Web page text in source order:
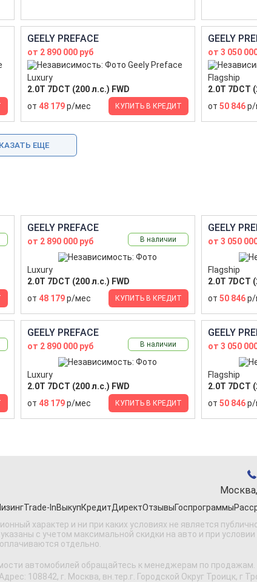
GEELY PREFACE
от 2 890 000 руб
Luxury
2.0T 7DCT (200 л.с.) FWD
от 48 179р/мес КУПИТЬ В КРЕДИТ
GEELY
от 3 050
Flagship
2.0T 7DCT
от 50 846р/
ЕЩЕ
GEELY PREFACE
от 2 890 000 руб В наличии
Luxury
2.0T 7DCT (200 л.с.) FWD
от 48 179р/мес КУПИТЬ В КРЕДИТ
GEELY
от 3 050
Flagship
2.0T 7DCT
от 50 846р/
GEELY PREFACE
от 2 890 000 руб В наличии
Luxury
2.0T 7DCT (200 л.с.) FWD
от 48 179р/мес КУПИТЬ В КРЕДИТ
GEELY
от 3 050
Flagship
2.0T 7DCT
от 50 846р/
Trade-InВыкупКредитДиректОтзывыГоспрограммы
характер и ни при каких условиях не является
с учетом максимальной скидки на авто и при условии
отдельно.
автомобилей обращайтесь к менеджерам по продажам.
108842, г. Москва, вн.тер.г. Городской Округ Троицк, г